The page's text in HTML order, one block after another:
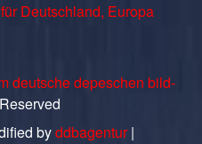
Deutschland, Europa
deutsche depeschen bild-
byddbagentur|